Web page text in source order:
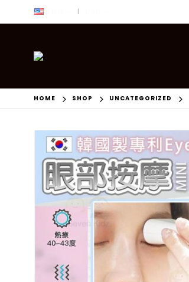
|
HOME SHOP UNCATEGORIZED